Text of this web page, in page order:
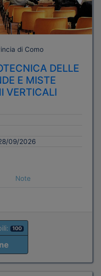
di Como
DELLE
E MISTE
VERTICALI
09/2026
Note
100